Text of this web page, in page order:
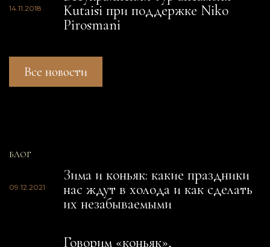
14.11.2018
Kutaisi при поддержке Niko
Pirosmani
Все новости
БЛОГ
09.12.2021
Зима и коньяк: какие праздники
нас ждут в холода и как сделать
их незабываемыми
Говорим «коньяк»,